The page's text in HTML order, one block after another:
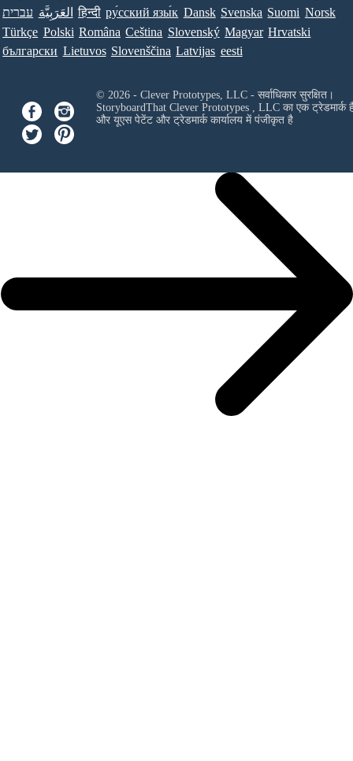
עברית العَرَبِيَّة हिन्दी ру́сский язы́к Dansk Svenska Suomi Norsk
Türkçe Polski Româna Ceština Slovenský Magyar Hrvatski
български Lietuvos Slovenščina Latvijas eesti
© 2026 - Clever Prototypes, LLC - सर्वाधिकार सुरक्षित।
StoryboardThat Clever Prototypes , LLCका एक ट्रेडमार्क
और यूएस पेटेंट और ट्रेडमार्क कार्यालय में पंजीकृत है